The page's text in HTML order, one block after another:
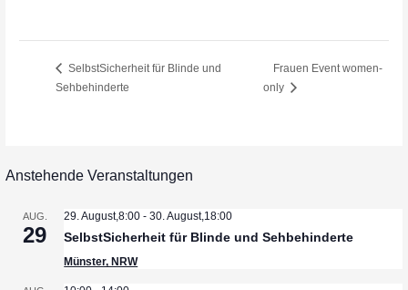
SelbstSicherheit für Blinde und
Sehbehinderte
Frauen Event women-
only
Anstehende Veranstaltungen
AUG.
29
29. August,8:00 -30. August,18:00
SelbstSicherheit für Blinde und Sehbehinderte
Münster, NRW